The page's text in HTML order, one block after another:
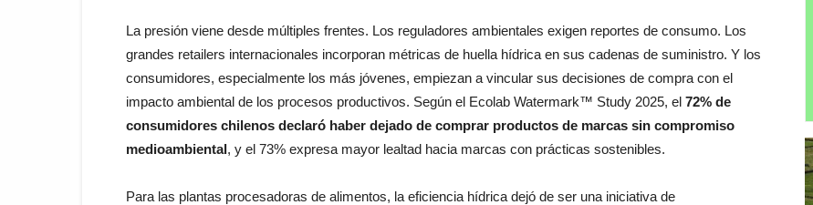
La presión viene desde múltiples frentes. Los reguladores ambientales exigen reportes de consumo. Los
grandes retailers internacionales incorporan métricas de huella hídrica en sus cadenas de suministro. Y los
consumidores, especialmente los más jóvenes, empiezan a vincular sus decisiones de compra con el
impacto ambiental de los procesos productivos. Según el Ecolab Watermark™ Study 2025, el 72% de
consumidores chilenos declaró haber dejado de comprar productos de marcas sin compromiso
medioambiental, y el 73% expresa mayor lealtad hacia marcas con prácticas sostenibles.
Para las plantas procesadoras de alimentos, la eficiencia hídrica dejó de ser una iniciativa de